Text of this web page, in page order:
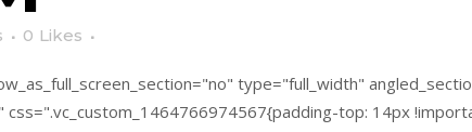
0 Likes
type="full_width"
top: 14px